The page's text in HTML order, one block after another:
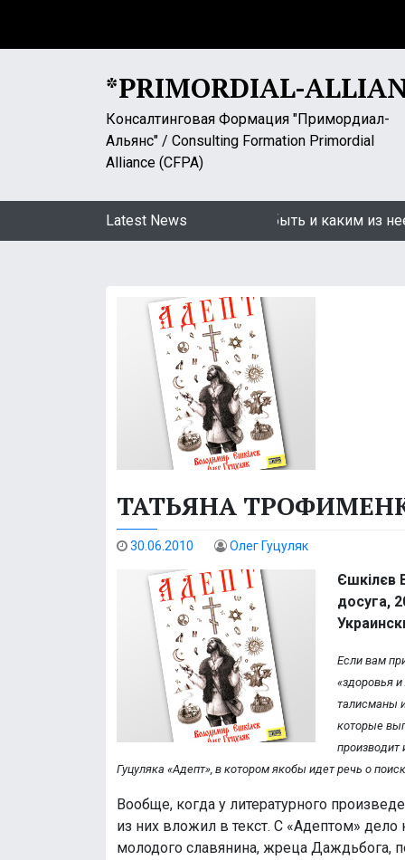
i
t
*PRIMORDIAL-
Консалтинговая Формация "Примордиал-
Альянс" / Consulting Formation Primordial
Alliance (CFPA)
Latest News
«Самоизоляция». Какой ей быть и каким из нее
ТАТЬЯНА
30.06.2010 Олег Гуцуляк
Єшкілєв
досуга,
Если вам
«здоровья и
талисманы
которые
производит
Гуцуляка «Адепт», в котором якобы идет речь о
Вообще, когда у литературного
из них вложил в текст. С «Адептом»
молодого славянина, жреца Даждьбога,